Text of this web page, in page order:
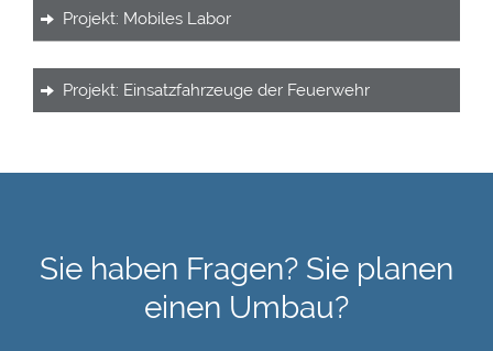
Projekt: Mobiles Labor
Projekt: Einsatzfahrzeuge der Feuerwehr
Sie haben Fragen? Sie planen
einen Umbau?